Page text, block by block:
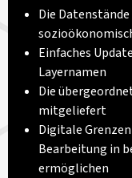
Die
Einfaches
Layernamen
Die
mitgeliefert
Digitale
Bearbeitung in
ermöglichen